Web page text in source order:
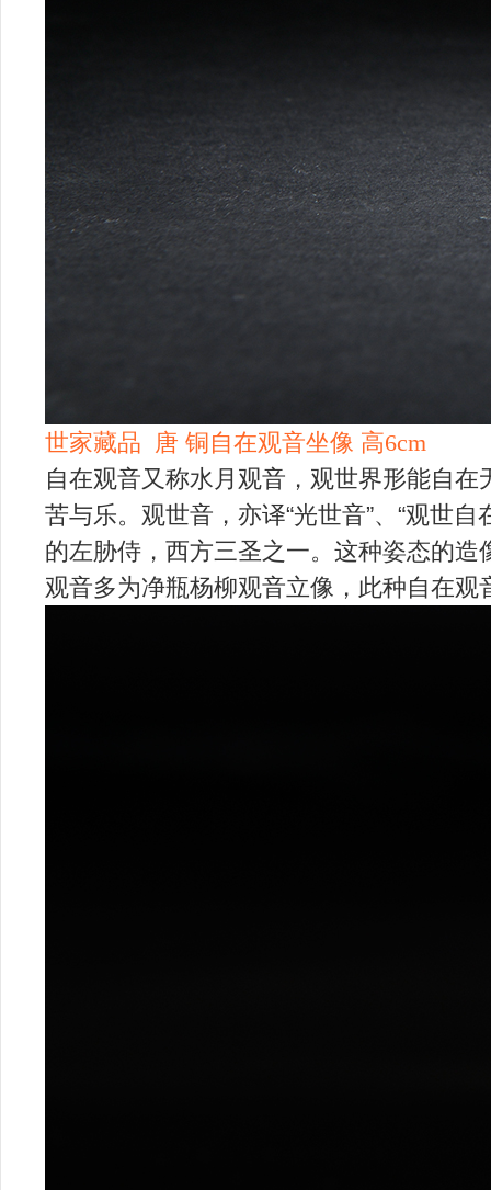
世家藏品 唐 铜自在观音坐像 高6cm
自在观音又称水月观音， 观世界形能自在
苦与乐。观世音，亦译“光世音”、“观世自
的左胁侍，西方三圣之一。这种姿态的造
观音多为净瓶杨柳观音立像，此种自在观